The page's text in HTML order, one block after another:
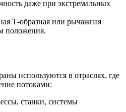
даже при экстремальных
Т-образная или рычажная
положения.
используются в отраслях, где
потоками:
станки, системы